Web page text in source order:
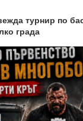
турнир по
града